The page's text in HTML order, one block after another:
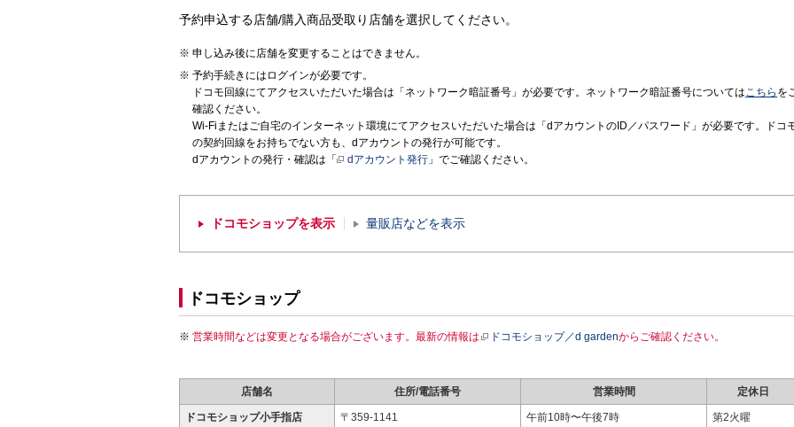
予約申込する店舗/購入商品受取り店舗を選択してください。
申し込み後に店舗を変更することはできません。
予約手続きにはログインが必要です。
ドコモ回線にてアクセスいただいた場合は「ネットワーク暗証番号」が必要です。ネットワーク暗証番号についてはこちら を
確認ください。
Wi-Fiまたはご自宅のインターネット環境にてアクセスいただいた場合は「dアカウントのID／パスワード」が必要です。ドコ
の契約回線をお持ちでない方も、dアカウントの発行が可能です。
dアカウントの発行・確認は「
dアカウント発行 」でご確認ください。
ドコモショップを表示 量販店などを表示
ドコモショップ
営業時間などは変更となる場合がございます。最新の情報は ドコモショップ／d gardenからご確認ください。
店舗名 住所/電話番号 営業時間 定休日
ドコモショップ小手指店
〒359-1141
午前10時〜午後7時 第2火曜